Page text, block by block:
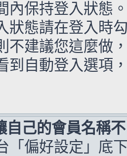
內保持登入狀態
狀態請在登入時
不建議您這麼做
到自動登入選項
自己的會員名稱
「偏好設定」底